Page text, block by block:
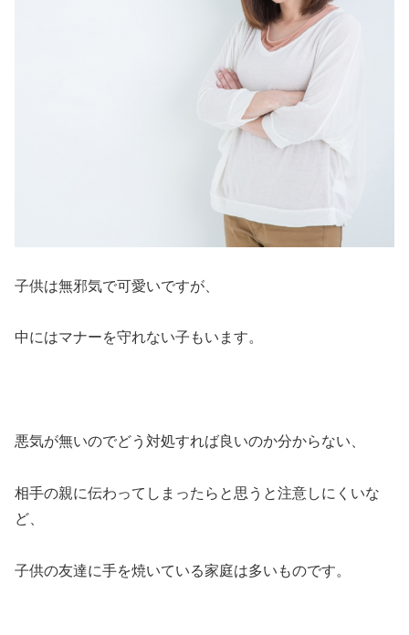
子供は無邪気で可愛いですが、
中にはマナーを守れない子もいます。
悪気が無いのでどう対処すれば良いのか分からない、
相手の親に伝わってしまったらと思うと注意しにくいな
ど、
子供の友達に手を焼いている家庭は多いものです。